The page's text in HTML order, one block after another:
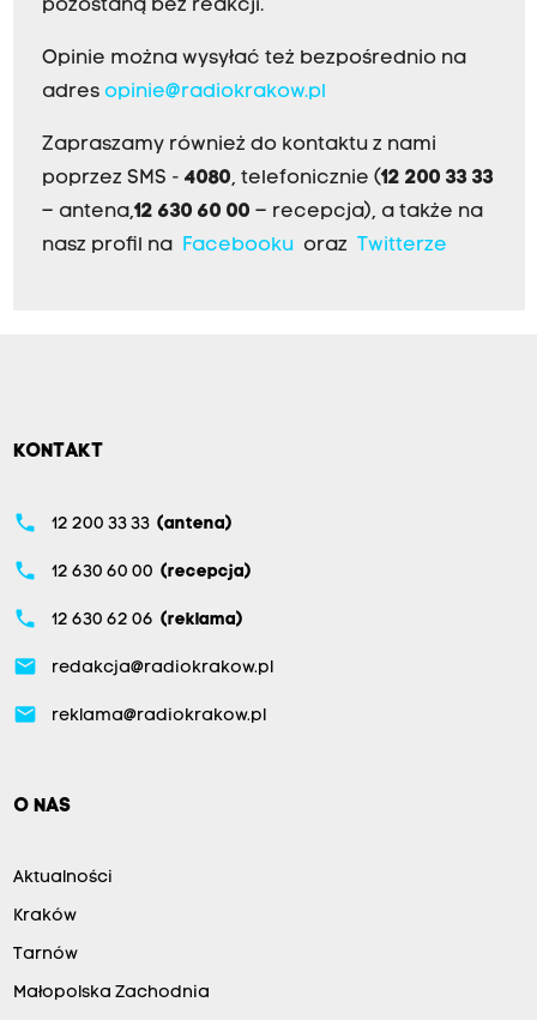
pozostaną bez reakcji.
Opinie można wysyłać też bezpośrednio na
adres opinie@radiokrakow.pl
Zapraszamy również do kontaktu z nami
poprzez SMS - 4080, telefonicznie (12 200 33 33
– antena,12 630 60 00 – recepcja), a także na
nasz profil na
Facebookuoraz Twitterze
KONTAKT
phone 12 200 33 33 (antena)
phone 12 630 60 00 (recepcja)
phone 12 630 62 06 (reklama)
email redakcja@radiokrakow.pl
email reklama@radiokrakow.pl
O NAS
Aktualności
Kraków
Tarnów
Małopolska Zachodnia